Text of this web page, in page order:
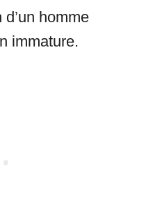
homme
immature.